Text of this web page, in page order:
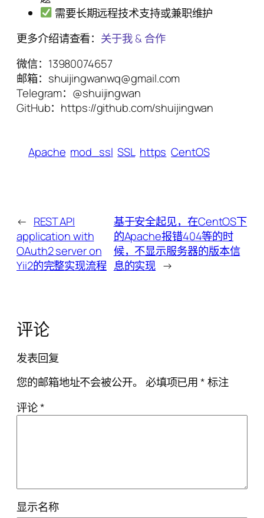
需要长期远程技术支持或兼职维护
更多介绍请查看： 关于我 & 合作
微信：13980074657
邮箱：shuijingwanwq@gmail.com
Telegram：@shuijingwan
GitHub：https://github.com/shuijingwan
Apache mod_ssl SSL https CentOS
← REST API
application with
OAuth2 server on
Yii2的完整实现流程
基于安全起见，在CentOS下
的Apache报错404等的时
候，不显示服务器的版本信
息的实现 →
评论
发表回复
您的邮箱地址不会被公开。 必填项已用*标注
评论*
显示名称